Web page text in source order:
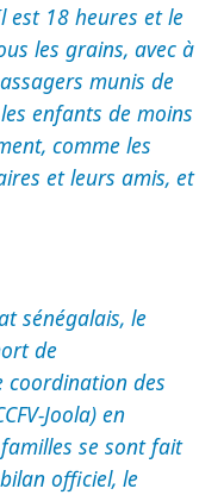
est 18 heures et le
les grains, avec à
munis de
enfants de moins
comme les
et leurs amis, et
sénégalais, le
de
coordination des
Joola) en
se sont fait
officiel, le